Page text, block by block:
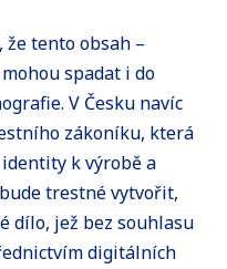
tento obsah –
spadat i do
V Česku navíc
zákoníku, která
k výrobě a
trestné vytvořit,
dílo, jež bez souhlasu
digitálních